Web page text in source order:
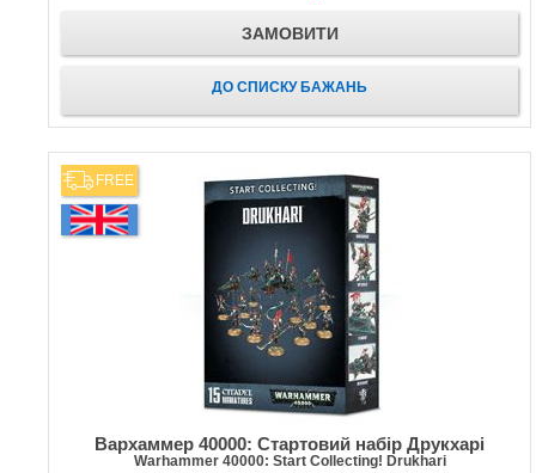
ЗАМОВИТИ
ДО СПИСКУ БАЖАНЬ
FREE
Вархаммер 40000: Стартовий набір Друкхарі
Warhammer 40000: Start Collecting! Drukhari